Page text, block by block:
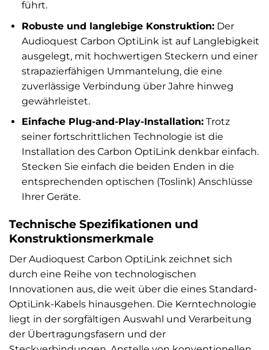
führt.
Robuste und langlebige Konstruktion:Der
Audioquest Carbon OptiLink ist auf Langlebigkeit
ausgelegt, mit hochwertigen Steckern und einer
strapazierfähigen Ummantelung, die eine
zuverlässige Verbindung über Jahre hinweg
gewährleistet.
Einfache Plug-and-Play-Installation:Trotz
seiner fortschrittlichen Technologie ist die
Installation des Carbon OptiLink denkbar einfach.
Stecken Sie einfach die beiden Enden in die
entsprechenden optischen (Toslink) Anschlüsse
Ihrer Geräte.
Technische Spezifikationen und
Konstruktionsmerkmale
Der Audioquest Carbon OptiLink zeichnet sich
durch eine Reihe von technologischen
Innovationen aus, die weit über die eines Standard-
OptiLink-Kabels hinausgehen. Die Kerntechnologie
liegt in der sorgfältigen Auswahl und Verarbeitung
der Übertragungsfasern und der